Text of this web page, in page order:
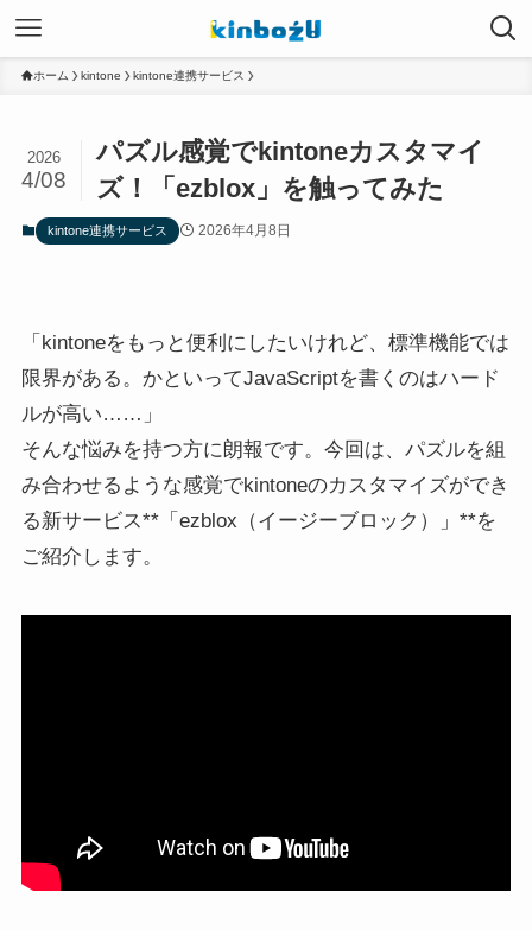
ホーム kintone kintone連携サービス
パズル感覚でkintoneカスタマイ
ズ！「ezblox」を触ってみた
2026
4/08
kintone連携サービス 2026年4月8日
「kintoneをもっと便利にしたいけれど、標準機能では
限界がある。かといってJavaScriptを書くのはハード
ルが高い……」
そんな悩みを持つ方に朗報です。今回は、パズルを組
み合わせるような感覚でkintoneのカスタマイズができ
る新サービス**「ezblox（イージーブロック）」**を
ご紹介します。